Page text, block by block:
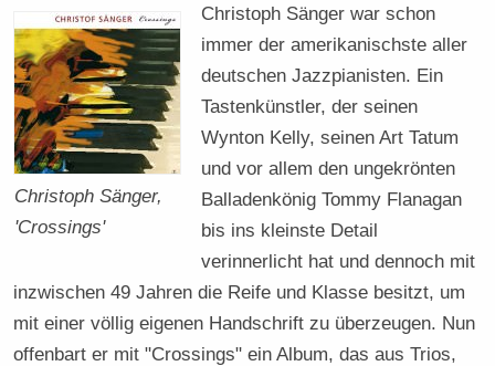
Christoph Sänger,
'Crossings'
Christoph Sänger war schon
immer der amerikanischste aller
deutschen Jazzpianisten. Ein
Tastenkünstler, der seinen
Wynton Kelly, seinen Art Tatum
und vor allem den ungekrönten
Balladenkönig Tommy Flanagan
bis ins kleinste Detail
verinnerlicht hat und dennoch mit
inzwischen 49 Jahren die Reife und Klasse besitzt, um
mit einer völlig eigenen Handschrift zu überzeugen. Nun
offenbart er mit "Crossings" ein Album, das aus Trios,